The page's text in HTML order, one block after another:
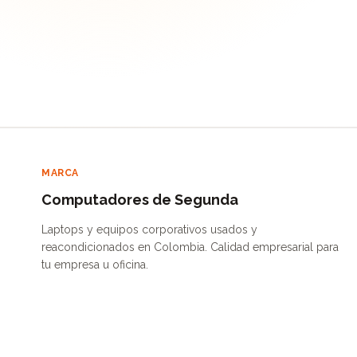
MARCA
Computadores de Segunda
Laptops y equipos corporativos usados y
reacondicionados en Colombia. Calidad empresarial para
tu empresa u oficina.